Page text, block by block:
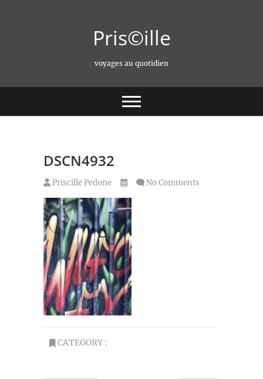
Pris©ille
voyages au quotidien
DSCN4932
Priscille Pedone No Comments
CATEGORY :